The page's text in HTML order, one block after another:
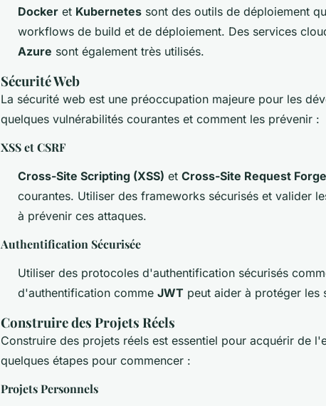
Docker et Kubernetes sont des outils de déploiement
workflows de build et de déploiement. Des services
Azure sont également très utilisés.
Sécurité Web
La sécurité web est une préoccupation majeure pour les
quelques vulnérabilités courantes et comment les prévenir :
XSS et CSRF
Cross-Site Scripting (XSS) et Cross-Site Request
courantes. Utiliser des frameworks sécurisés et valider
à prévenir ces attaques.
Authentification Sécurisée
Utiliser des protocoles d'authentification sécurisés
d'authentification comme JWT peut aider à protéger les
Construire des Projets Réels
Construire des projets réels est essentiel pour acquérir de
quelques étapes pour commencer :
Projets Personnels